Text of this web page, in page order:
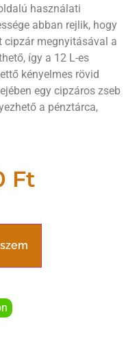
használati
abban rejlik, hogy
cipzár megnyitásával a
így a 12 L-es
kényelmes rövid
egy cipzáros zseb
a pénztárca,
Ft